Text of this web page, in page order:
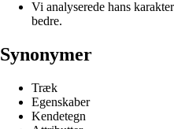
Vi analyserede hans
bedre.
Synonymer
Træk
Egenskaber
Kendetegn